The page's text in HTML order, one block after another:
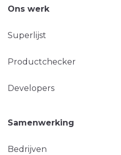
Ons werk
Superlijst
Productchecker
Developers
Samenwerking
Bedrijven